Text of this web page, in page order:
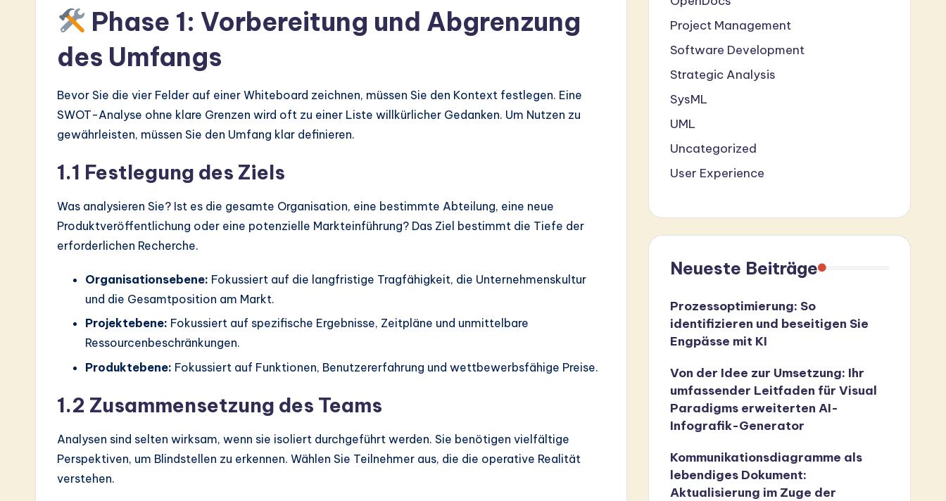
In
Phase 1: Vorbereitung und Abgrenzung
des Umfangs
Bevor Sie die vier Felder auf einer Whiteboard zeichnen, müssen Sie den Kontext festlegen. Eine
SWOT-Analyse ohne klare Grenzen wird oft zu einer Liste willkürlicher Gedanken. Um Nutzen zu
gewährleisten, müssen Sie den Umfang klar definieren.
1.1 Festlegung des Ziels
Was analysieren Sie? Ist es die gesamte Organisation, eine bestimmte Abteilung, eine neue
Produktveröffentlichung oder eine potenzielle Markteinführung? Das Ziel bestimmt die Tiefe der
erforderlichen Recherche.
Organisationsebene: Fokussiert auf die langfristige Tragfähigkeit, die Unternehmenskultur
und die Gesamtposition am Markt.
Projektebene: Fokussiert auf spezifische Ergebnisse, Zeitpläne und unmittelbare
Ressourcenbeschränkungen.
Produktebene: Fokussiert auf Funktionen, Benutzererfahrung und wettbewerbsfähige Preise.
1.2 Zusammensetzung des Teams
Analysen sind selten wirksam, wenn sie isoliert durchgeführt werden. Sie benötigen vielfältige
Perspektiven, um Blindstellen zu erkennen. Wählen Sie Teilnehmer aus, die die operative Realität
verstehen.
Project Management
Software Development
Strategic Analysis
SysML
UML
Uncategorized
User Experience
Neueste Beiträge
Prozessoptimierung: So
identifizieren und beseitigen Sie
Engpässe mit KI
Von der Idee zur Umsetzung: Ihr
umfassender Leitfaden für Visual
Paradigms erweiterten AI-
Infografik-Generator
Kommunikationsdiagramme als
lebendiges Dokument:
Aktualisierung im Zuge der